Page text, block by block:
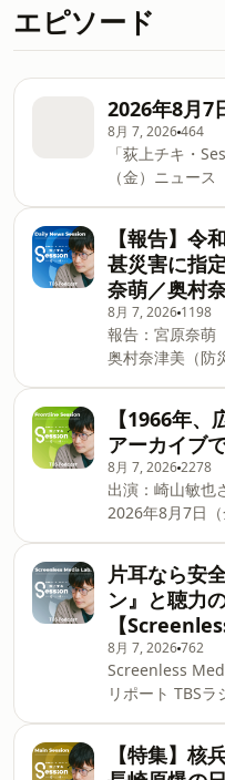
エピソード
2026年8月7
8月 7, 2026464
「荻上チキ・
（金）ニュース 【PR】スピークはこち
れます（8/16ま
き）👉https://bit.ly/
＝＝＝＝＝＝＝＝＝＝
ス・プロジェク
Session」 ★月～金曜日 17:00～
20:00 TBSラジオで生
ティ：荻上チキ、
HP：⁠⁠⁠⁠⁠⁠⁠⁠⁠⁠⁠⁠⁠⁠⁠⁠⁠⁠⁠⁠⁠⁠⁠⁠⁠⁠⁠⁠⁠⁠⁠⁠⁠⁠⁠⁠荻上チキ・Session⁠⁠⁠⁠⁠⁠⁠⁠⁠⁠⁠⁠⁠⁠⁠⁠⁠⁠⁠⁠⁠⁠⁠⁠⁠⁠⁠⁠⁠⁠⁠⁠⁠⁠⁠⁠
レス：⁠⁠ss954@tbs.co.jp⁠⁠
ト：⁠⁠⁠⁠⁠⁠⁠⁠⁠⁠⁠⁠⁠⁠⁠⁠⁠⁠⁠⁠⁠⁠⁠⁠⁠⁠⁠⁠⁠⁠⁠⁠⁠⁠⁠⁠
【報告】令
甚災害に指
奈萌／奥村奈
8月 7, 2026 1198
報告：宮原奈萌
奥村奈津美（防災
ークはこちらの
OFFで始めら
無料体験つき）
https://bit.ly/4oOGExT ＝＝
＝＝＝＝＝＝＝＝＝ 発信型ニュ
ロジェクト「荻上
～金曜日
生放送 パーソナリティ：荻上チキ、奥村
奈津美 番組HP：⁠⁠⁠⁠⁠⁠⁠⁠⁠⁠⁠⁠⁠⁠⁠⁠⁠⁠⁠⁠⁠⁠⁠⁠⁠⁠⁠⁠⁠⁠⁠⁠⁠⁠⁠荻上チキ・Session⁠⁠⁠⁠⁠⁠⁠⁠⁠⁠⁠⁠⁠⁠⁠⁠⁠⁠⁠⁠⁠⁠⁠⁠⁠⁠⁠⁠⁠⁠⁠⁠⁠⁠⁠ 番
組メールアドレ
組Xアカウント：⁠⁠⁠⁠⁠⁠⁠⁠⁠⁠⁠⁠⁠⁠⁠⁠⁠⁠⁠⁠⁠⁠⁠
【1966年、
アーカイブ
8月 7, 20262278
出演：崎山敏也
2026年8月7日
のリンクから最
ます（8/16まで
き）👉https://bit.ly/
＝＝＝＝＝＝＝＝＝＝
ス・プロジェク
Session」 ★月～金曜日 17:00～
20:00 TBSラジオで
ティ：荻上チキ、
HP：⁠⁠⁠⁠⁠⁠⁠⁠⁠⁠⁠⁠⁠⁠⁠⁠⁠⁠⁠⁠⁠⁠⁠⁠⁠⁠⁠⁠⁠⁠⁠⁠⁠⁠荻上チキ・Session⁠⁠⁠⁠⁠⁠⁠⁠⁠⁠⁠⁠⁠⁠⁠⁠⁠⁠⁠⁠⁠⁠⁠⁠⁠⁠⁠⁠⁠⁠⁠⁠⁠⁠
レス：⁠⁠ss954@tbs.co.jp⁠⁠
片耳なら安
ン』と聴力
【
8月 7, 2026762
Screenless
リポート TBSラジオが設立した音声メデ
「Screenless
日は、ラボの
【特集】核